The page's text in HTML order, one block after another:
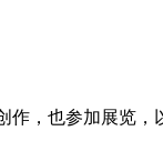
，也参加展览